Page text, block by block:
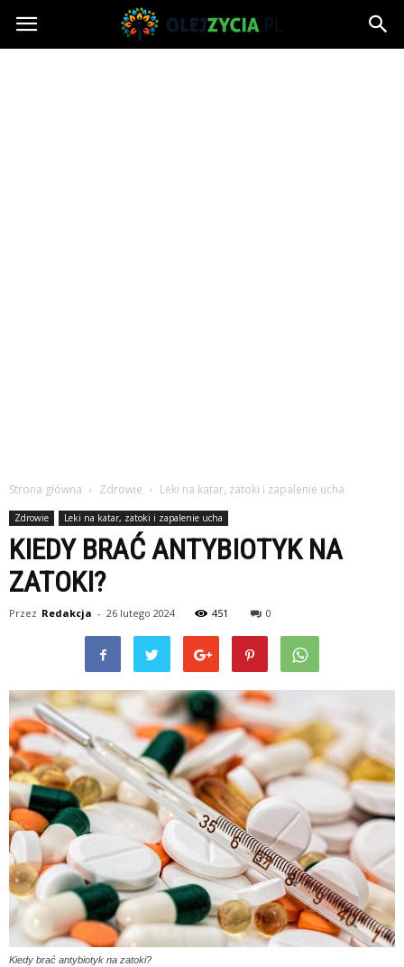
OlejZycia.pl
Strona główna Zdrowie Leki na katar, zatoki i zapalenie ucha
Zdrowie Leki na katar, zatoki i zapalenie ucha
KIEDY BRAĆ ANTYBIOTYK NA
ZATOKI?
Przez Redakcja - 26 lutego 2024 451 0
Kiedy brać antybiotyk na zatoki?